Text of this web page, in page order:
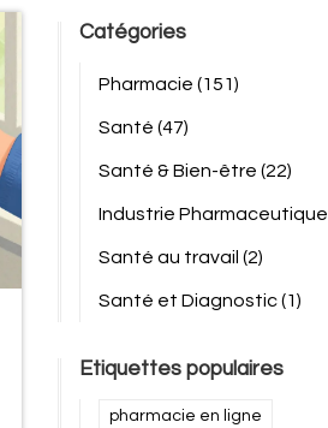
Catégories
Pharmacie (151)
Santé (47)
Santé & Bien-être (22)
Industrie Pharmaceutique
Santé au travail (2)
Santé et Diagnostic(1)
Etiquettes populaires
pharmacie en ligne